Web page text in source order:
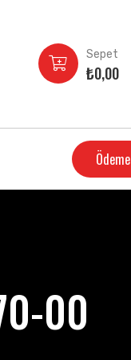
Sepet
₺0,00
Ödeme
00